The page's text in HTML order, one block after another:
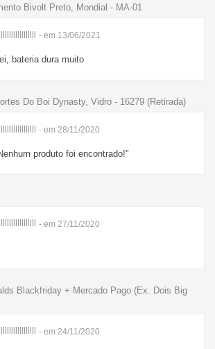
Bivolt Preto, Mondial - MA-01
- em 13/06/2021
bateria dura muito
Do Boi Dynasty, Vidro - 16279 (Retirada)
- em 28/11/2020
produto foi encontrado!"
- em 27/11/2020
Blackfriday + Mercado Pago (Ex. Dois Big
- em 24/11/2020